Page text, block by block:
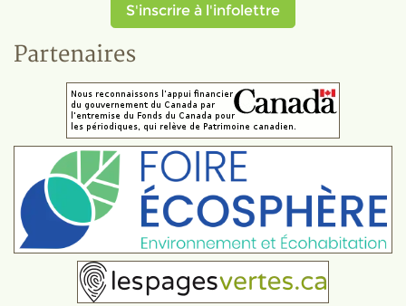
S'inscrire à l'infolettre
Partenaires